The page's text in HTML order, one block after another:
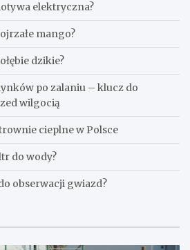
elektryczna?
mango?
dzikie?
po zalaniu – klucz do
wilgocią
cieplne w Polsce
do wody?
obserwacji gwiazd?